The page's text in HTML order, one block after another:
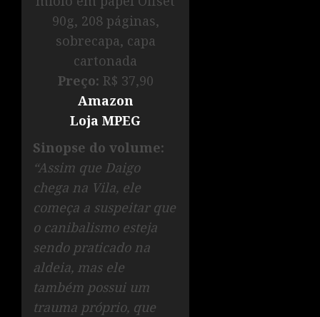
90g, 208 páginas,
sobrecapa, capa
cartonada
Preço: R$ 37,90
Amazon
Loja MPEG
Sinopse do volume:
“Assim que Daigo
chega na Vila, ele
começa a suspeitar que
o canibalismo esteja
sendo praticado na
aldeia, mas ele
também possui um
trauma próprio, que